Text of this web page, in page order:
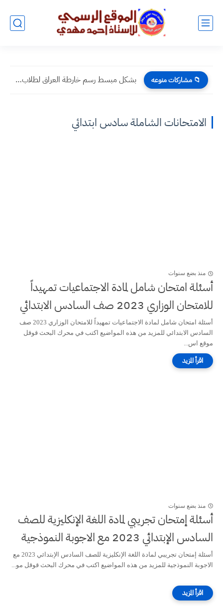
📁 مشاركات منوعه بشكل مبسط رسم خارطة العراق لطلاب الوزاري
الامتحانات الشاملة سادس ابتدائي
منذ بضع سنوات
أسئلة امتحان شامل لمادة الاجتماعيات تمهيداً
للامتحان الوزاري 2023 صف السادس الابتدائي
أسئلة امتحان شامل لمادة الاجتماعيات تمهيداً للامتحان الوزاري 2023 صف
السادس الابتدائي للمزيد من هذه المواضيع اكتب في محرك البحث قوقل
موقع اس...
منذ بضع سنوات
أسئلة إمتحان تجريبي لمادة اللغة الإنكليزية للصف
السادس الإبتدائي 2023 مع الاجوبة النموذجية
أسئلة إمتحان تجريبي لمادة اللغة الإنكليزية للصف السادس الإبتدائي 2023 مع
الاجوبة النموذجية للمزيد من هذه المواضيع اكتب في محرك البحث قوقل مو...